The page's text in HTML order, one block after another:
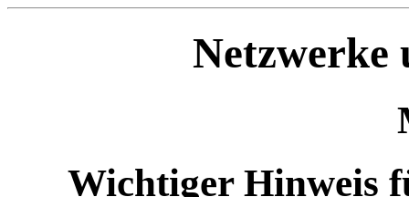
Netzwerke
Wichtiger Hinweis